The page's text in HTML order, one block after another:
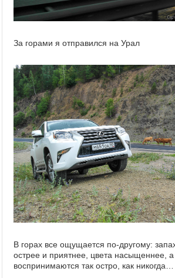
За горами я отправился на Урал
В горах все ощущается по-другому:
острее и приятнее, цвета насыщеннее, а
воспринимаются так остро, как никогда…